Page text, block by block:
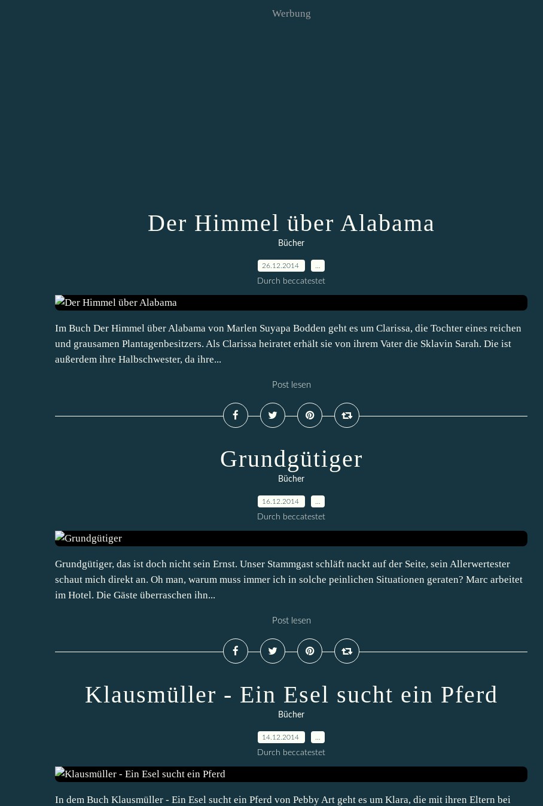
Werbung
Der Himmel über Alabama
Bücher
26.12.2014
Durch beccatestet
Im Buch Der Himmel über Alabama von Marlen Suyapa Bodden geht es um Clarissa, die Tochter eines reichen
und grausamen Plantagenbesitzers. Als Clarissa heiratet erhält sie von ihrem Vater die Sklavin Sarah. Die ist
außerdem ihre Halbschwester, da ihre...
Post lesen
Grundgütiger
Bücher
16.12.2014
Durch beccatestet
Grundgütiger, das ist doch nicht sein Ernst. Unser Stammgast schläft nackt auf der Seite, sein Allerwertester
schaut mich direkt an. Oh man, warum muss immer ich in solche peinlichen Situationen geraten? Marc arbeitet
im Hotel. Die Gäste überraschen ihn...
Post lesen
Klausmüller - Ein Esel sucht ein Pferd
Bücher
14.12.2014
Durch beccatestet
In dem Buch Klausmüller - Ein Esel sucht ein Pferd von Pebby Art geht es um Klara, die mit ihren Eltern bei